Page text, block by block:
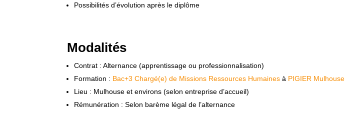
Possibilités d’évolution après le diplôme
Modalités
Contrat : Alternance (apprentissage ou professionnalisation)
Formation : Bac+3 Chargé(e) de Missions Ressources Humaines à PIGIER Mulhouse
Lieu : Mulhouse et environs (selon entreprise d’accueil)
Rémunération : Selon barème légal de l’alternance